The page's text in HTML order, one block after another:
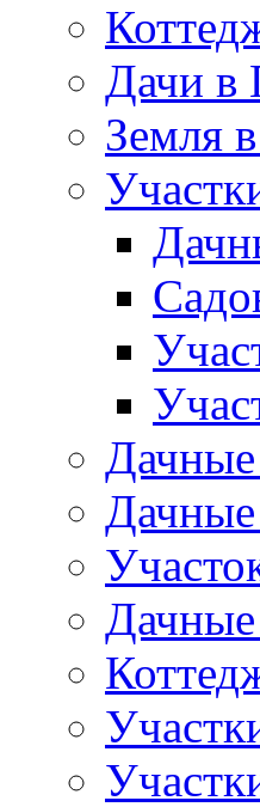
Дачи в
Земля
Дачные